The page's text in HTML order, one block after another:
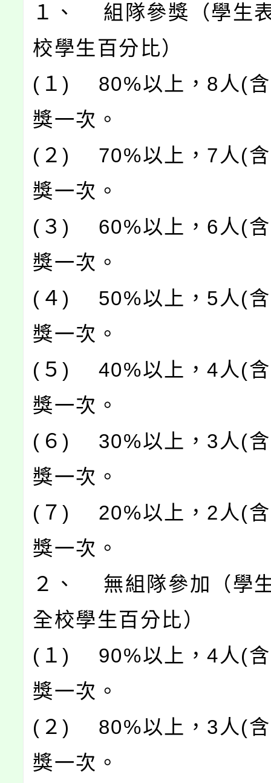
１、 組隊參獎（學生
校學生百分比）
(１) 80%以上，8人(含
獎一次。
(２) 70%以上，7人(含
獎一次。
(３) 60%以上，6人(含
獎一次。
(４) 50%以上，5人(含
獎一次。
(５) 40%以上，4人(含
獎一次。
(６) 30%以上，3人(含
獎一次。
(７) 20%以上，2人(含
獎一次。
２、 無組隊參加（學
全校學生百分比）
(１) 90%以上，4人(含
獎一次。
(２) 80%以上，3人(含
獎一次。